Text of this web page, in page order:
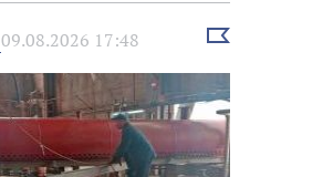
09.08.2026 17:48
Выбрать